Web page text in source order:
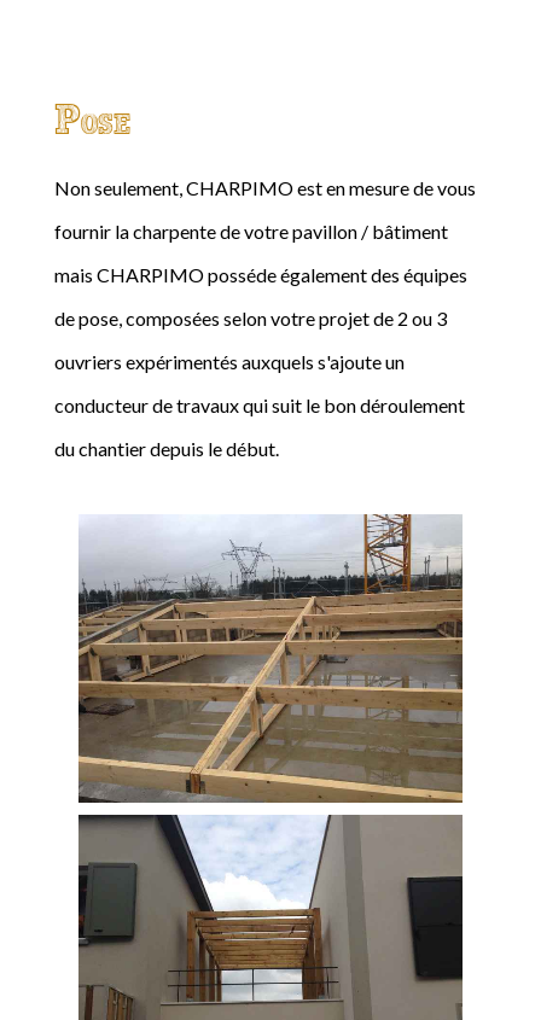
Pose
Non seulement, CHARPIMO est en mesure de vous
fournir la charpente de votre pavillon / bâtiment
mais CHARPIMO posséde également des équipes
de pose, composées selon votre projet de 2 ou 3
ouvriers expérimentés auxquels s'ajoute un
conducteur de travaux qui suit le bon déroulement
du chantier depuis le début.